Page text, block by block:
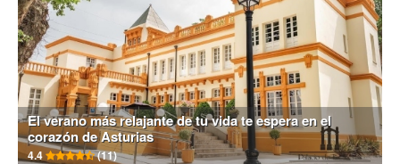
El verano más relajante de tu vida te espera en el
corazón de Asturias
4.4 (11)